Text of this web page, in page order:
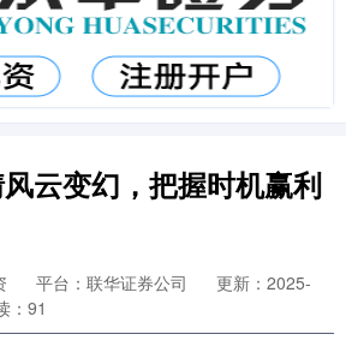
云变幻，把握时机赢利
平台：联华证券公司
更新：2025-
：91